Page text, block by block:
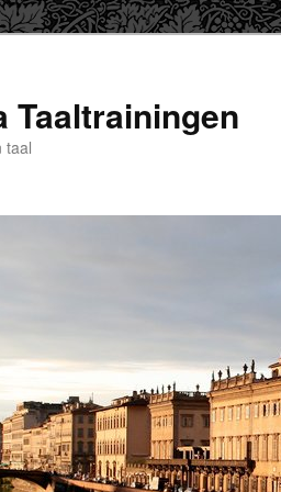
Taaltrainingen
taal